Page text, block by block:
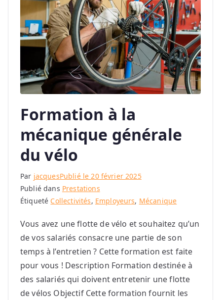
Formation à la
mécanique générale
du vélo
Par jacquesPublié le20 février 2025
Publié dans Prestations
Étiqueté Collectivités, Employeurs, Mécanique
Vous avez une flotte de vélo et souhaitez qu’un
de vos salariés consacre une partie de son
temps à l’entretien ? Cette formation est faite
pour vous ! Description Formation destinée à
des salariés qui doivent entretenir une flotte
de vélos Objectif Cette formation fournit les